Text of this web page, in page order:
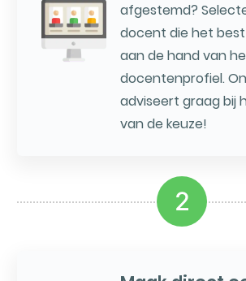
afgestemd?
docent die het
aan de hand van
docentenprofiel.
adviseert graag bij
van de keuze!
2